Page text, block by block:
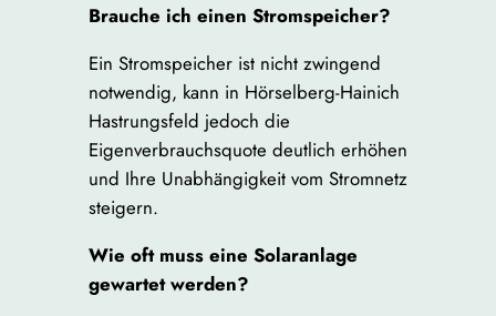
Brauche ich einen Stromspeicher?
Ein Stromspeicher ist nicht zwingend
notwendig, kann in Hörselberg-Hainich
Hastrungsfeld jedoch die
Eigenverbrauchsquote deutlich erhöhen
und Ihre Unabhängigkeit vom Stromnetz
steigern.
Wie oft muss eine Solaranlage
gewartet werden?